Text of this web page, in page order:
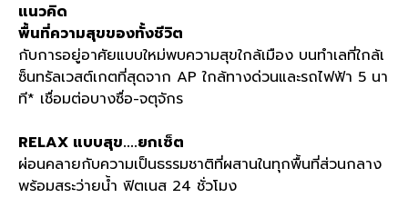
แนวคิด
พื้นที่ความสุขของทั้งชีวิต
กับการอยู่อาศัยแบบใหม่พบความสุขใกล้เมือง บนทำเลที่ใกล้เ
ซ็นทรัลเวสต์เกตที่สุดจาก APใกล้ทางด่วนและรถไฟฟ้า 5 นา
ที* เชื่อมต่อบางซื่อ-จตุจักร
RELAX แบบสุข....ยกเซ็ต
ผ่อนคลายกับความเป็นธรรมชาติที่ผสานในทุกพื้นที่ส่วนกลาง
พร้อมสระว่ายน้ำ ฟิตเนส 24 ชั่วโมง